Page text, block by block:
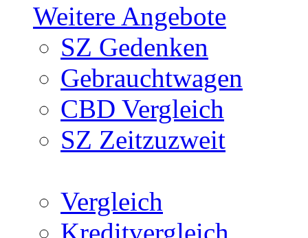
Weitere Angebote
SZ Gedenken
Gebrauchtwagen
CBD Vergleich
SZ Zeitzuzweit
Vergleich
Kreditvergleich